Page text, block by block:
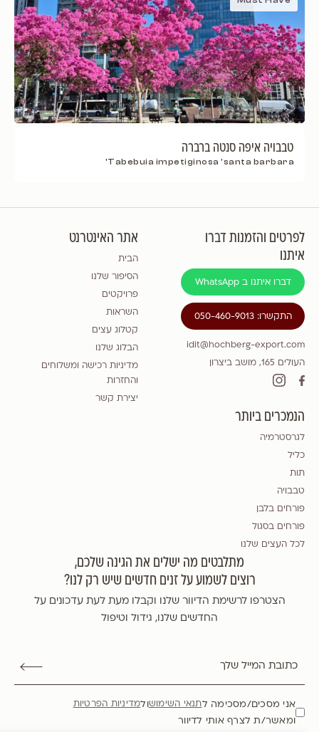
טבבויה איפה סנטה ברברה
Tabebuia impetiginosa 'santa barbara'
לפרטים והזמנות דברו
איתנו
דברו איתנו ב WhatsApp
התקשרו: 050-460-9013
idit@hochberg-export.com
העולים 165, מושב ביצרון
אתר האינטרנט
הבית
הסיפור שלנו
פרויקטים
השראות
קטלוג עצים
הבלוג שלנו
מדיניות רכישה ומשלוחים
והחזרות
יצירת קשר
הנמכרים ביותר
לגרסטרמיה
כליל
תות
טבבויה
פורחים בלבן
פורחים בסגול
לכל העצים שלנו
מתלבטים מה ישלים את הגינה שלכם,
רוצים לשמוע על זנים חדשים שיש רק לנו?
הצטרפו לרשימת הדיוור שלנו וקבלו מעת לעת עדכונים על
החדשים שלנו, גידול וטיפול
אני מסכים/מסכימה לתנאי השימושולמדיניות הפרטיות
ומאשר/ת לצרף אותי לדיוור